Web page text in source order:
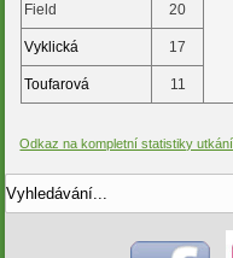
Field 20
Vyklická 17
Toufarová 11
Odkaz na kompletní statistiky utkání